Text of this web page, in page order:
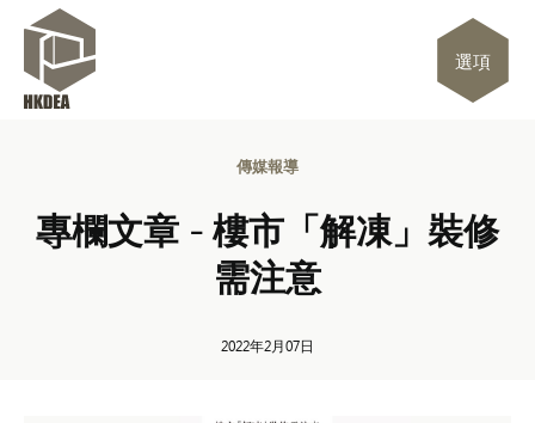
選項
傳媒報導
專欄文章 - 樓市「解凍」裝修
需注意
2022年2月07日